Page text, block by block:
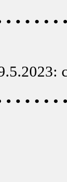
• • • • •
• • • • •